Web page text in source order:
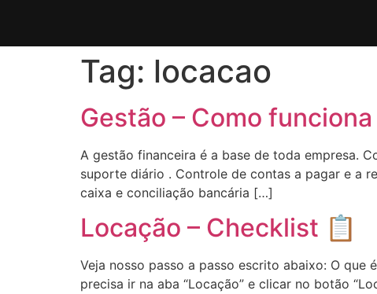
Tag: locacao
Gestão – Como
A gestão financeira é a base de toda empresa.
suporte diário . Controle de contas a pagar e a
caixa e conciliação bancária […]
Locação – Checklist 📋
Veja nosso passo a passo escrito abaixo: O que
precisa ir na aba “Locação” e clicar no botão